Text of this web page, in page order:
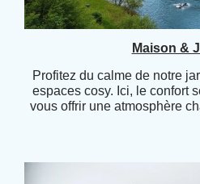
Maison &
Profitez du calme de notre
espaces cosy. Ici, le confort
vous offrir une atmosphère